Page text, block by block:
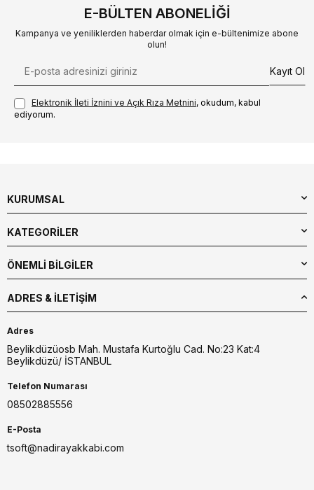
E-BÜLTEN ABONELIĞI
Kampanya ve yeniliklerden haberdar olmak için e-bültenimize abone
olun!
Kayıt Ol
Elektronik İleti İzni‌ni ve Açık Rıza Metni‌ni, okudum, kabul
ediyorum.
KURUMSAL
KATEGORİLER
ÖNEMLİ BİLGİLER
ADRES & İLETIŞIM
Adres
Beylikdüzüosb Mah. Mustafa Kurtoğlu Cad. No:23 Kat:4
Beylikdüzü/ İSTANBUL
Telefon Numarası
08502885556
E-Posta
tsoft@nadirayakkabi.com